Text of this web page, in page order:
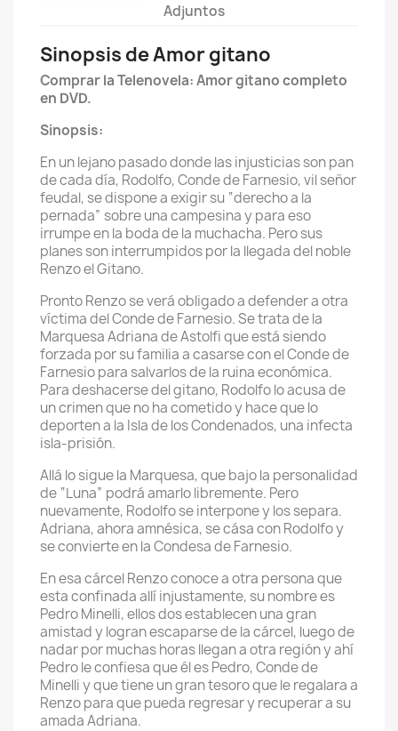
Adjuntos
Sinopsis de Amor gitano
Comprar la Telenovela: Amor gitano completo
en DVD.
Sinopsis:
En un lejano pasado donde las injusticias son pan
de cada día, Rodolfo, Conde de Farnesio, vil señor
feudal, se dispone a exigir su “derecho a la
pernada” sobre una campesina y para eso
irrumpe en la boda de la muchacha. Pero sus
planes son interrumpidos por la llegada del noble
Renzo el Gitano.
Pronto Renzo se verá obligado a defender a otra
víctima del Conde de Farnesio. Se trata de la
Marquesa Adriana de Astolfi que está siendo
forzada por su familia a casarse con el Conde de
Farnesio para salvarlos de la ruina económica.
Para deshacerse del gitano, Rodolfo lo acusa de
un crimen que no ha cometido y hace que lo
deporten a la Isla de los Condenados, una infecta
isla-prisión.
Allá lo sigue la Marquesa, que bajo la personalidad
de “Luna” podrá amarlo libremente. Pero
nuevamente, Rodolfo se interpone y los separa.
Adriana, ahora amnésica, se cása con Rodolfo y
se convierte en la Condesa de Farnesio.
En esa cárcel Renzo conoce a otra persona que
esta confinada allí injustamente, su nombre es
Pedro Minelli, ellos dos establecen una gran
amistad y logran escaparse de la cárcel, luego de
nadar por muchas horas llegan a otra región y ahí
Pedro le confiesa que él es Pedro, Conde de
Minelli y que tiene un gran tesoro que le regalara a
Renzo para que pueda regresar y recuperar a su
amada Adriana.